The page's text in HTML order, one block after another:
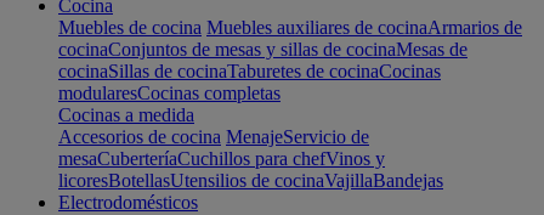
Cocina
Muebles de cocina Muebles auxiliares de cocinaArmarios de
cocinaConjuntos de mesas y sillas de cocinaMesas de
cocinaSillas de cocinaTaburetes de cocinaCocinas
modularesCocinas completas
Cocinas a medida
Accesorios de cocina MenajeServicio de
mesaCuberteríaCuchillos para chefVinos y
licoresBotellasUtensilios de cocinaVajillaBandejas
Electrodomésticos